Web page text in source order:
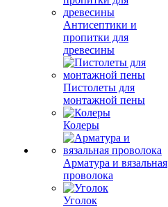
Антисептики и
пропитки для
древесины
Пистолеты для
монтажной пены
Колеры
Арматура и вязальная
проволока
Уголок